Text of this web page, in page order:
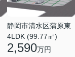
静岡市清水区蒲原東
4LDK (99.77㎡)
2,590万円